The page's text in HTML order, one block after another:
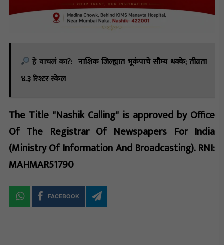
हे वाचलं का?: नाशिक जिल्ह्यात भूकंपाचे सौम्य धक्के; तीव्रता
४.३ रिश्टर स्केल
The Title "Nashik Calling" is approved by Office
Of The Registrar Of Newspapers For India
(Ministry Of Information And Broadcasting). RNI:
MAHMAR51790
FACEBOOK